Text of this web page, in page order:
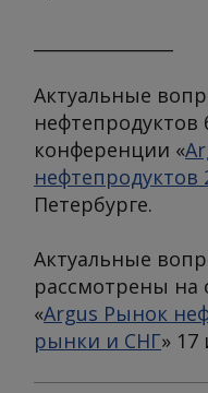
Актуальные
нефтепродуктов
конференции «
нефтепродуктов
Петербурге.
Актуальные
рассмотрены на
«Argus Рынок
рынки и СНГ»